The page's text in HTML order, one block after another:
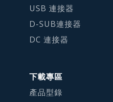
USB 連接器
D-SUB連接器
DC 連接器
下載專區
產品型錄